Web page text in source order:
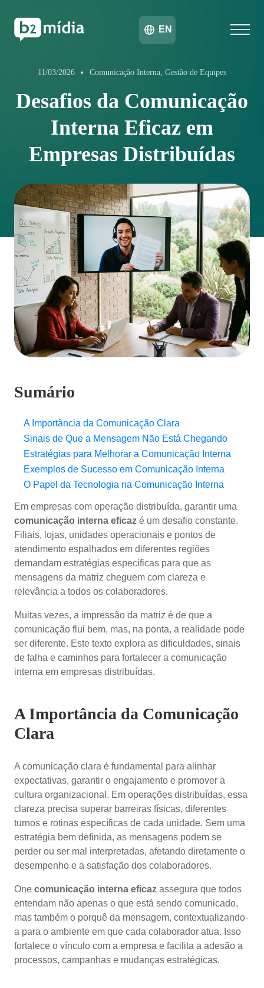
EN
11/03/2026 Comunicação Interna, Gestão de Equipes
Desafios da Comunicação
Interna Eficaz em
Empresas Distribuídas
Sumário
A Importância da Comunicação Clara
Sinais de Que a Mensagem Não Está Chegando
Estratégias para Melhorar a Comunicação Interna
Exemplos de Sucesso em Comunicação Interna
O Papel da Tecnologia na Comunicação Interna
Em empresas com operação distribuída, garantir uma
comunicação interna eficaz é um desafio constante.
Filiais, lojas, unidades operacionais e pontos de
atendimento espalhados em diferentes regiões
demandam estratégias específicas para que as
mensagens da matriz cheguem com clareza e
relevância a todos os colaboradores.
Muitas vezes, a impressão da matriz é de que a
comunicação flui bem, mas, na ponta, a realidade pode
ser diferente. Este texto explora as dificuldades, sinais
de falha e caminhos para fortalecer a comunicação
interna em empresas distribuídas.
A Importância da Comunicação
Clara
A comunicação clara é fundamental para alinhar
expectativas, garantir o engajamento e promover a
cultura organizacional. Em operações distribuídas, essa
clareza precisa superar barreiras físicas, diferentes
turnos e rotinas específicas de cada unidade. Sem uma
estratégia bem definida, as mensagens podem se
perder ou ser mal interpretadas, afetando diretamente o
desempenho e a satisfação dos colaboradores.
One comunicação interna eficaz assegura que todos
entendam não apenas o que está sendo comunicado,
mas também o porquê da mensagem, contextualizando-
a para o ambiente em que cada colaborador atua. Isso
fortalece o vínculo com a empresa e facilita a adesão a
processos, campanhas e mudanças estratégicas.